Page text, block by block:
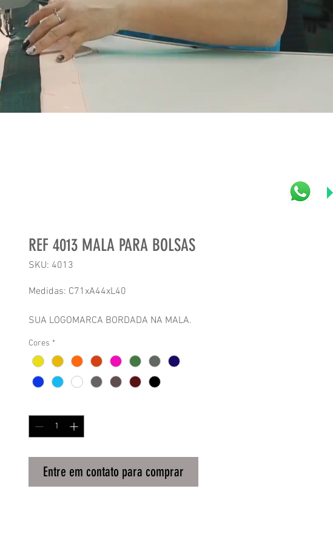
REF 4013 MALA PARA BOLSAS
SKU: 4013
Medidas: C71xA44xL40
SUA LOGOMARCA BORDADA NA MALA.
Mala estruturada.
Bandejas opcionais.
Carrinho opcional.
Cores *
Entre em contato para comprar